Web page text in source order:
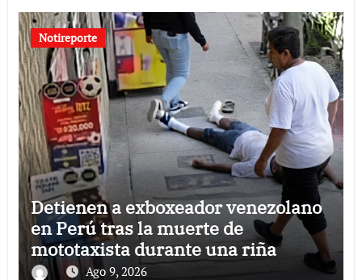
Notireporte
Detienen a exboxeador venezolano
en Perú tras la muerte de
mototaxista durante una riña
Ago 9, 2026